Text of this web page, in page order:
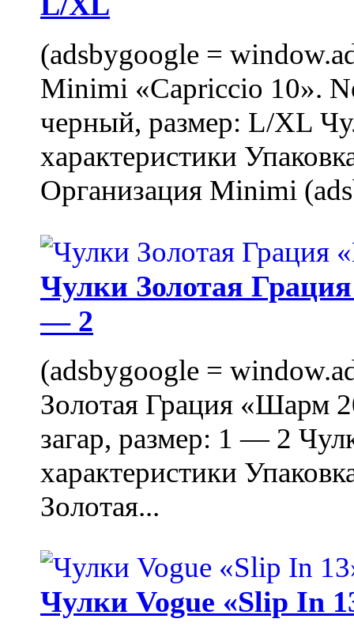
(adsbygoogle =
Minimi «Capriccio 10».
черный, размер: L/XL
характеристики
Организация Minimi
Чулки Золотая
— 2
(adsbygoogle =
Золотая Грация «Шарм
загар, размер: 1 — 2
характеристики
Золотая...
Чулки Vogue «Slip In